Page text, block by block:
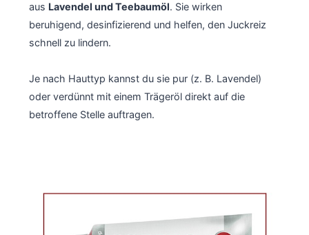
aus Lavendel und Teebaumöl. Sie wirken
beruhigend, desinfizierend und helfen, den Juckreiz
schnell zu lindern.
Je nach Hauttyp kannst du sie pur (z. B. Lavendel)
oder verdünnt mit einem Trägeröl direkt auf die
betroffene Stelle auftragen.